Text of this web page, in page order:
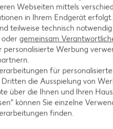
den
ebenfalls kurz
und Oregano
Minuten bei
Webseiten mittels
in Ihrem Endgerät erfolgt.
teilweise technisch
oder gemeinsam
personalisierte Werbung
für
die Ausspielung von
über die Ihnen und Ihren
können Sie einzelne
finden.